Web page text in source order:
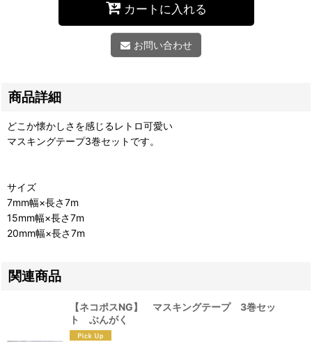
カートに入れる
お問い合わせ
商品詳細
どこか懐かしさを感じるレトロ可愛い
マスキングテープ3巻セットです。
サイズ
7mm幅×長さ7m
15mm幅×長さ7m
20mm幅×長さ7m
関連商品
【ネコポスNG】 マスキングテープ 3巻セッ
ト ぶんがく